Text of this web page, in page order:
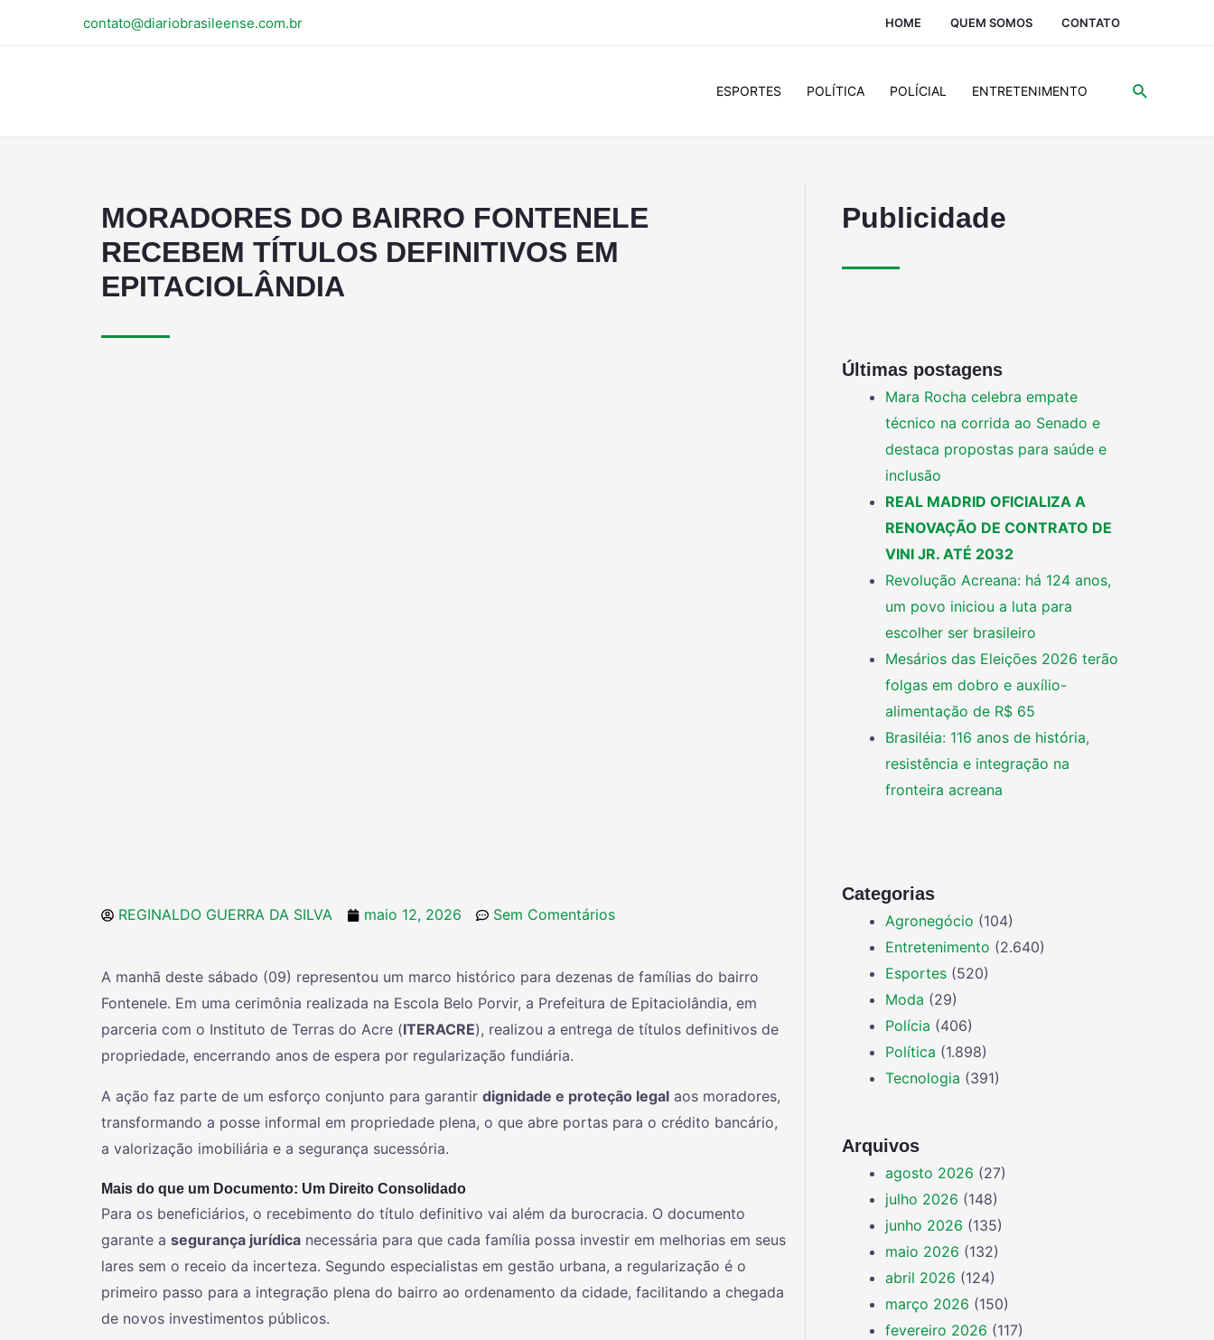
contato@diariobrasileense.com.br HOME QUEM SOMOS CONTATO
ESPORTES POLÍTICA POLÍCIAL ENTRETENIMENTO
MORADORES DO BAIRRO FONTENELE
RECEBEM TÍTULOS DEFINITIVOS EM
EPITACIOLÂNDIA
REGINALDO GUERRA DA SILVA maio 12, 2026 Sem Comentários
A manhã deste sábado (09) representou um marco histórico para dezenas de famílias do bairro
Fontenele. Em uma cerimônia realizada na Escola Belo Porvir, a Prefeitura de Epitaciolândia, em
parceria com o Instituto de Terras do Acre (ITERACRE), realizou a entrega de títulos definitivos de
propriedade, encerrando anos de espera por regularização fundiária.
A ação faz parte de um esforço conjunto para garantir dignidade e proteção legal aos moradores,
transformando a posse informal em propriedade plena, o que abre portas para o crédito bancário,
a valorização imobiliária e a segurança sucessória.
Mais do que um Documento: Um Direito Consolidado
Para os beneficiários, o recebimento do título definitivo vai além da burocracia. O documento
garante a segurança jurídica necessária para que cada família possa investir em melhorias em seus
lares sem o receio da incerteza. Segundo especialistas em gestão urbana, a regularização é o
primeiro passo para a integração plena do bairro ao ordenamento da cidade, facilitando a chegada
de novos investimentos públicos.
Publicidade
Últimas postagens
Mara Rocha celebra empate
técnico na corrida ao Senado e
destaca propostas para saúde e
inclusão
REAL MADRID OFICIALIZA A
RENOVAÇÃO DE CONTRATO DE
VINI JR. ATÉ 2032
Revolução Acreana: há 124 anos,
um povo iniciou a luta para
escolher ser brasileiro
Mesários das Eleições 2026 terão
folgas em dobro e auxílio-
alimentação de R$ 65
Brasiléia: 116 anos de história,
resistência e integração na
fronteira acreana
Categorias
Agronegócio (104)
Entretenimento (2.640)
Esportes (520)
Moda (29)
Polícia (406)
Política (1.898)
Tecnologia (391)
Arquivos
agosto 2026 (27)
julho 2026 (148)
junho 2026 (135)
maio 2026 (132)
abril 2026 (124)
março 2026 (150)
fevereiro 2026 (117)